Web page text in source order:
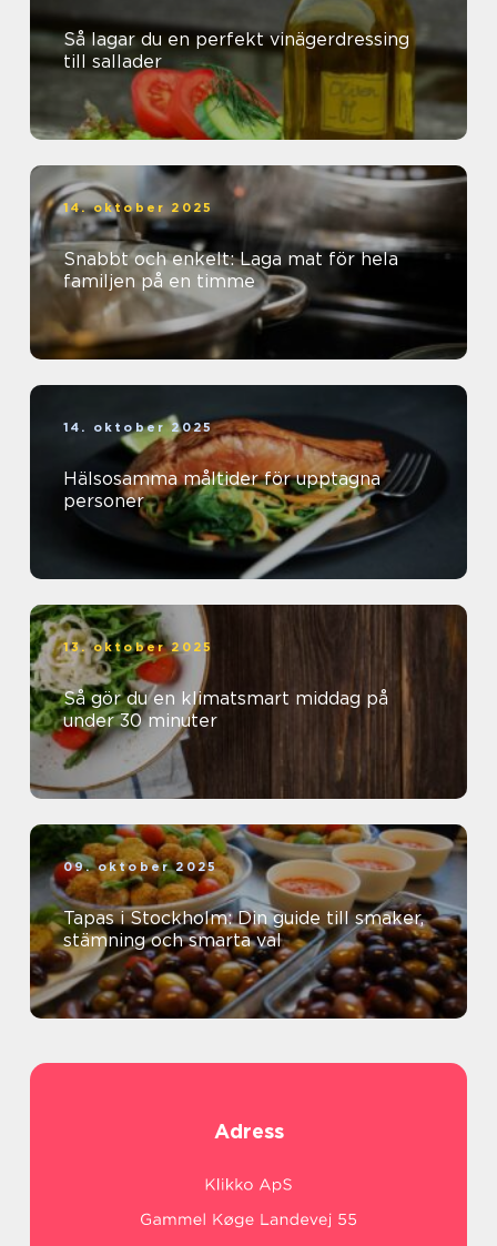
Så lagar du en perfekt vinägerdressing
till sallader
14. oktober 2025
Snabbt och enkelt: Laga mat för hela
familjen på en timme
14. oktober 2025
Hälsosamma måltider för upptagna
personer
13. oktober 2025
Så gör du en klimatsmart middag på
under 30 minuter
09. oktober 2025
Tapas i Stockholm: Din guide till smaker,
stämning och smarta val
Adress